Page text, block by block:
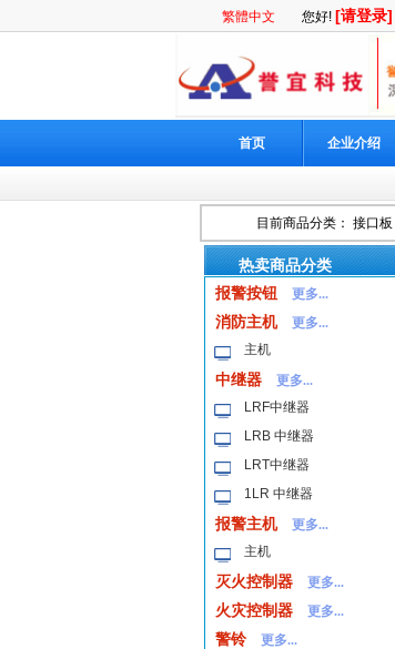
繁體中文 您好! [请登录]
首页 企业介绍
目前商品分类： 接口板
热卖商品分类
报警按钮
更多...
消防主机
更多...
主机
中继器
更多...
LRF中继器
LRB 中继器
LRT中继器
1LR 中继器
报警主机
更多...
主机
灭火控制器 更多...
火灾控制器 更多...
警铃
更多...